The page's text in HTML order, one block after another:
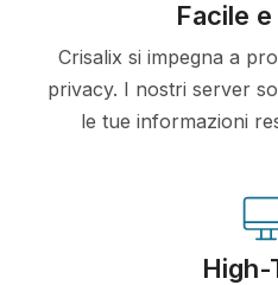
Facile
Crisalix si impegna a
privacy. I nostri server
le tue informazioni
High-